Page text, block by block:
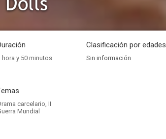
hora y 50 minutos
Clasificación por edades
Sin información
carcelario, II
Mundial